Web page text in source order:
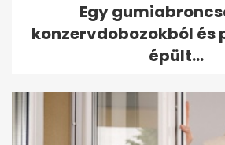
Egy
konzervdobozokból és
épült...